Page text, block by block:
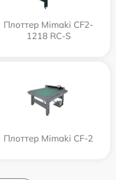
Плоттер Mimaki CF2-
1218 RC-S
Плоттер Mimaki CF-2